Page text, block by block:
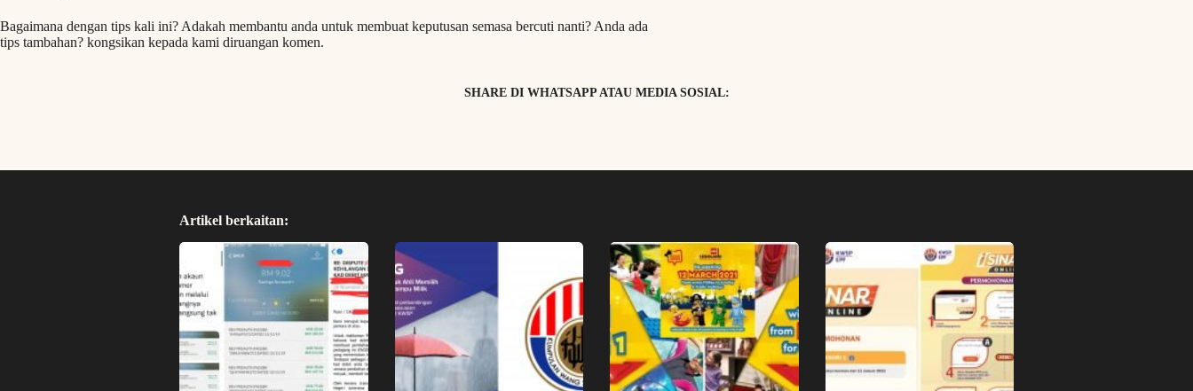
Bagaimana dengan tips kali ini? Adakah membantu anda untuk membuat keputusan semasa bercuti nanti? Anda ada
tips tambahan? kongsikan kepada kami diruangan komen.
SHARE DI WHATSAPP ATAU MEDIA SOSIAL:
Artikel berkaitan: